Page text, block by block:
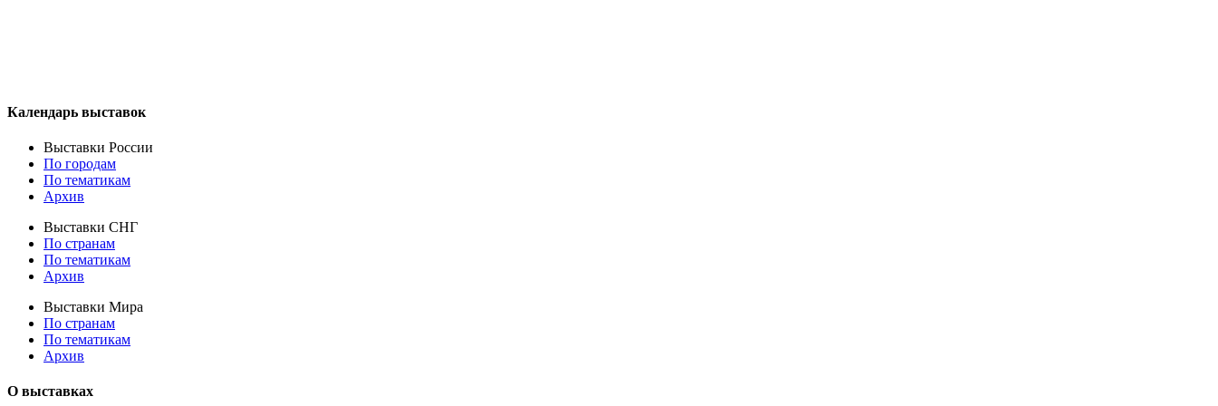
Календарь выставок
Выставки России
По городам
По тематикам
Архив
Выставки СНГ
По странам
По тематикам
Архив
Выставки Мира
По странам
По тематикам
Архив
О выставках